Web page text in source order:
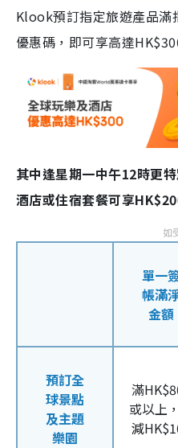
Klook預訂指定旅遊產品滿
優惠碼，即可享高達
其中逢星期一中午12時更
酒店或住宿套餐可享
單一
帳滿
金額
預訂全
球景點
及主題
樂園
滿
或以上
減